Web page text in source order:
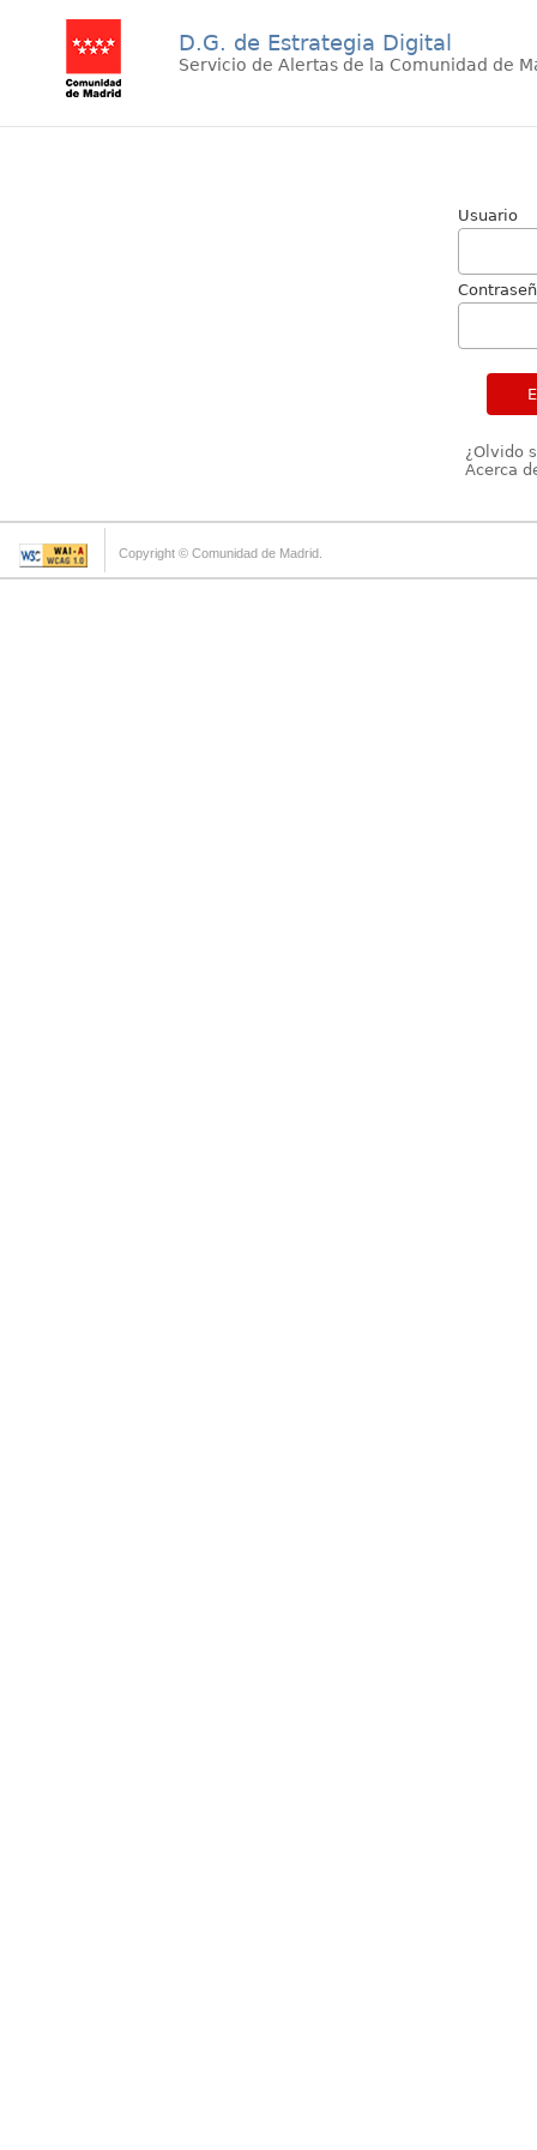
D.G. de Estrategia Digital
Servicio de Alertas de la Comunidad de
Usuario
¿Olvido
Acerca
Copyright © Comunidad de Madrid.